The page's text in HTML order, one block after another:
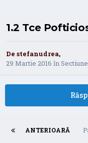
1.2 Tce
De stefanudrea,
29 Martie 2016 în
ANTERIOARĂ